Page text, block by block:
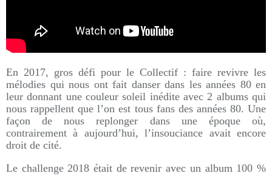
En 2017, gros défi pour le Collectif : faire revivre les
mélodies qui nous ont fait danser dans les années 80 en
leur donnant une couleur soleil inédite avec 2 albums qui
nous rappellent que l’on est tous fans des années 80. Une
façon de nous replonger dans une époque où,
contrairement à aujourd’hui, l’insouciance avait encore
droit de cité.
Le challenge 2018 était de revenir avec un album 100 %